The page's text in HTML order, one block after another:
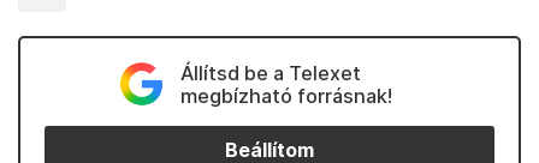
Állítsd be a Telexet
megbízható forrásnak!
Beállítom